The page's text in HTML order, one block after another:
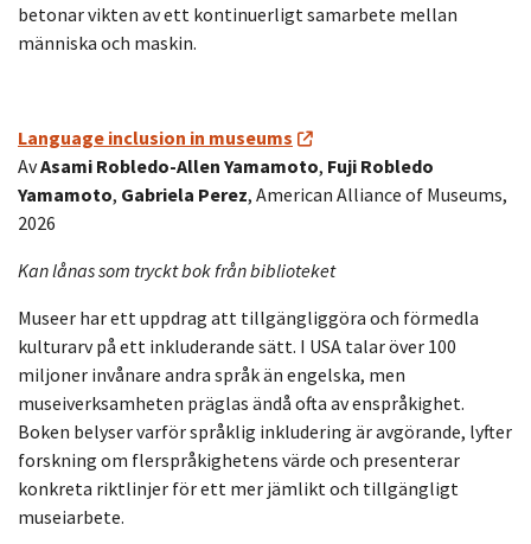
betonar vikten av ett kontinuerligt samarbete mellan
människa och maskin.
Language inclusion in museums
AvAsami Robledo-Allen Yamamoto, Fuji Robledo
Yamamoto, Gabriela Perez, American Alliance of Museums,
2026
Kan lånas som tryckt bok från biblioteket
Museer har ett uppdrag att tillgängliggöra och förmedla
kulturarv på ett inkluderande sätt. I USA talar över 100
miljoner invånare andra språk än engelska, men
museiverksamheten präglas ändå ofta av enspråkighet.
Boken belyser varför språklig inkludering är avgörande, lyfter
forskning om flerspråkighetens värde och presenterar
konkreta riktlinjer för ett mer jämlikt och tillgängligt
museiarbete.